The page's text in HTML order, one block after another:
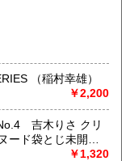
の本
趣味本は当店にお
ます。
の昔の女優・アイ
問わず)
スト集、
設定資料集
相沢なほこ 写真集 初版 BIG MAN SERIES （稲村幸雄）
￥2,200
吉木りさ クリ
ード袋とじ未開封
￥1,320